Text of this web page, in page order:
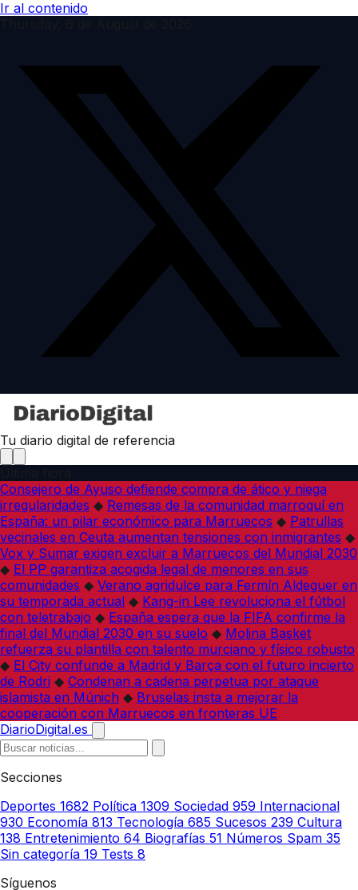
Ir al contenido
Tu diario digital de referencia
Consejero de Ayuso defiende compra de ático y niega
irregularidades ◆ Remesas de la comunidad marroquí en
España: un pilar económico para Marruecos ◆ Patrullas
vecinales en Ceuta aumentan tensiones con inmigrantes ◆
Vox y Sumar exigen excluir a Marruecos del Mundial 2030
◆ El PP garantiza acogida legal de menores en sus
comunidades ◆ Verano agridulce para Fermín Aldeguer en
su temporada actual ◆ Kang-in Lee revoluciona el fútbol
con teletrabajo ◆ España espera que la FIFA confirme la
final del Mundial 2030 en su suelo ◆ Molina Basket
refuerza su plantilla con talento murciano y físico robusto
◆ El City confunde a Madrid y Barça con el futuro incierto
de Rodri ◆ Condenan a cadena perpetua por ataque
islamista en Múnich ◆ Bruselas insta a mejorar la
cooperación con Marruecos en fronteras UE
DiarioDigital.es
Secciones
Deportes 1682 Política 1309 Sociedad 959 Internacional
930 Economía 813 Tecnología 685 Sucesos 239 Cultura
138 Entretenimiento 64 Biografías 51 Números Spam 35
Sin categoría 19 Tests 8
Síguenos